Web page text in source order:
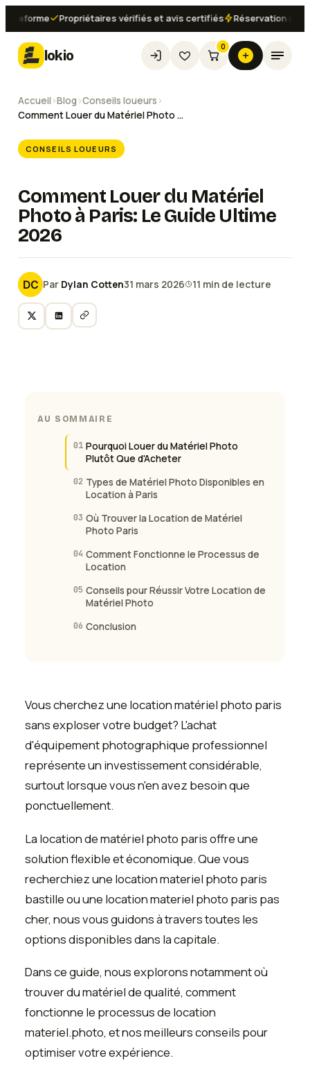
Propriétaires vérifiés et avis certifiés Réservation
lokio
0
Accueil ›Blog›Conseils loueurs ›
Comment Louer du Matériel Photo à Paris: Le Guide Ultime 2026
CONSEILS LOUEURS
Comment Louer du Matériel
Photo à Paris: Le Guide Ultime
2026
Par Dylan Cotten31 mars 2026 11 min de lecture
AU SOMMAIRE
01 Pourquoi Louer du Matériel Photo
Plutôt Que d'Acheter
02 Types de Matériel Photo Disponibles en
Location à Paris
03 Où Trouver la Location de Matériel
Photo Paris
04 Comment Fonctionne le Processus de
Location
05 Conseils pour Réussir Votre Location de
Matériel Photo
06 Conclusion
Vous cherchez une location matériel photo paris
sans exploser votre budget? L'achat
d'équipement photographique professionnel
représente un investissement considérable,
surtout lorsque vous n'en avez besoin que
ponctuellement.
La location de matériel photo paris offre une
solution flexible et économique. Que vous
recherchiez une location materiel photo paris
bastille ou une location materiel photo paris pas
cher, nous vous guidons à travers toutes les
options disponibles dans la capitale.
Dans ce guide, nous explorons notamment où
trouver du matériel de qualité, comment
fonctionne le processus de location
materiel.photo, et nos meilleurs conseils pour
optimiser votre expérience.